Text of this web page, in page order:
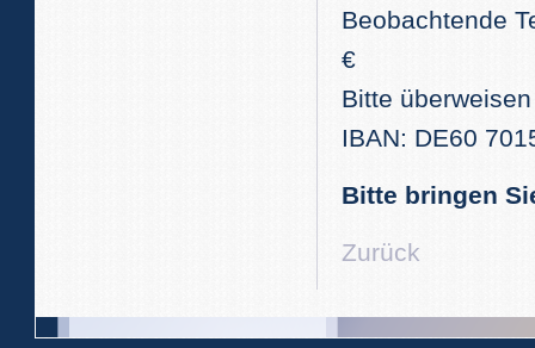
Beobachtende
€
Bitte
IBAN: DE60
Bitte bringen
Zurück